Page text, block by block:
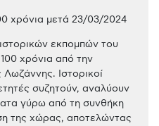
χρόνια μετά 23/03/2024
εκπομπών του
χρόνια από την
Ιστορικοί
συζητούν, αναλύουν
γύρω από τη συνθήκη
της χώρας, αποτελώντας